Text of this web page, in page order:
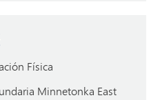
Física
Minnetonka East